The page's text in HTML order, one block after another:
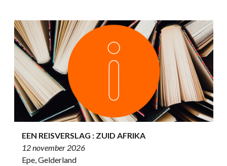
EEN REISVERSLAG : ZUID AFRIKA
12 november 2026
Epe, Gelderland